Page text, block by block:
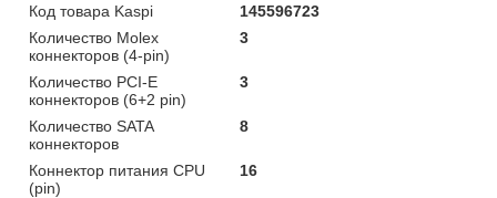
Код товара Kaspi
145596723
Количество Molex
коннекторов (4-pin)
3
Количество PCI-E
коннекторов (6+2 pin)
3
Количество SATA
коннекторов
8
Коннектор питания CPU
(pin)
16